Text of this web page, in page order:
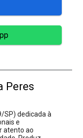
Peres
SP) dedicada à
e
atento ao